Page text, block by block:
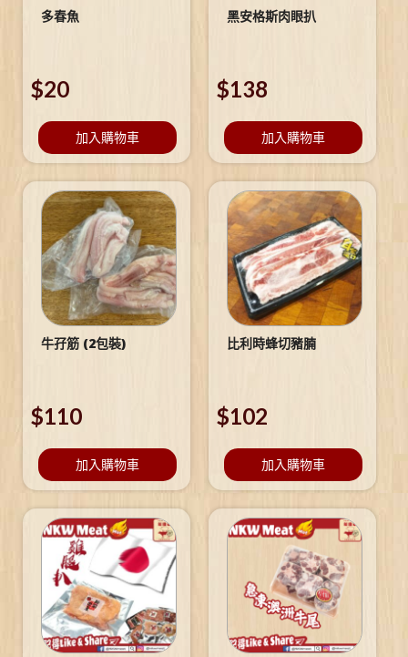
多春魚
$20
加入購物車
黑安格斯肉眼扒
$138
加入購物車
牛孖筋 (2包裝)
$110
加入購物車
比利時蜂切豬腩
$102
加入購物車